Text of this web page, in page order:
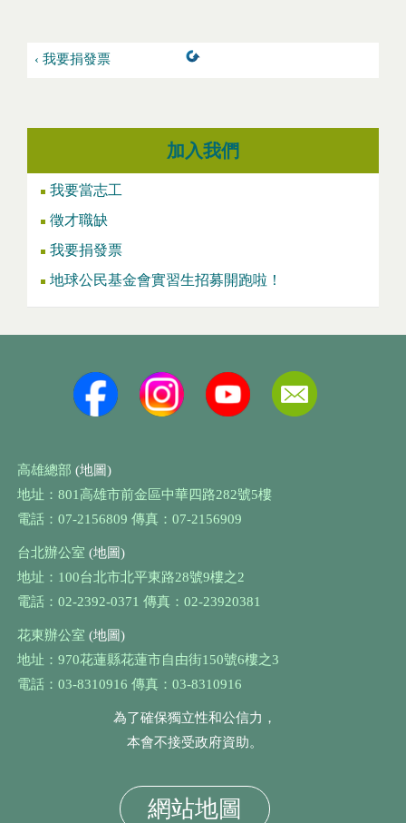
‹ 我要捐發票
加入我們
我要當志工
徵才職缺
我要捐發票
地球公民基金會實習生招募開跑啦！
高雄總部 (地圖)
地址：801高雄市前金區中華四路282號5樓
電話：07-2156809 傳真：07-2156909
台北辦公室 (地圖)
地址：100台北市北平東路28號9樓之2
電話：02-2392-0371 傳真：02-23920381
花東辦公室 (地圖)
地址：970花蓮縣花蓮市自由街150號6樓之3
電話：03-8310916 傳真：03-8310916
為了確保獨立性和公信力，
本會不接受政府資助。
網站地圖